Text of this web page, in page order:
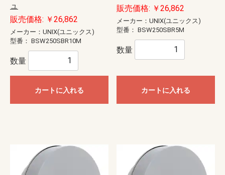
ュ
販売価格: ￥26,862
メーカー：UNIX(ユニックス)
型番： BSW250SBR10M
数量
カートに入れる
販売価格: ￥26,862
メーカー：UNIX(ユニックス)
型番： BSW250SBR5M
数量
カートに入れる